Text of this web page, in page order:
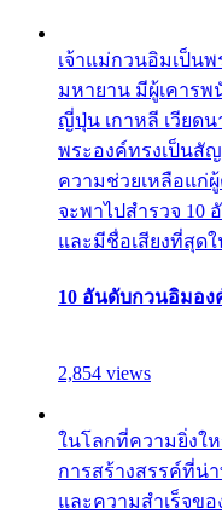
เจ้าแม่กวนอิมเป็น
มหายาน มีผู้เคารพ
ญี่ปุ่น เกาหลี เวียด
พระองค์ทรงเป็นสั
ความช่วยเหลือแก่
จะพาไปสำรวจ 10
และมีชื่อเสียงที่สุด
10 อันดับกวนอิมอ
2,854 views
ในโลกที่ความยิ่งใ
การสร้างสรรค์ที่น่
และความสำเร็จข